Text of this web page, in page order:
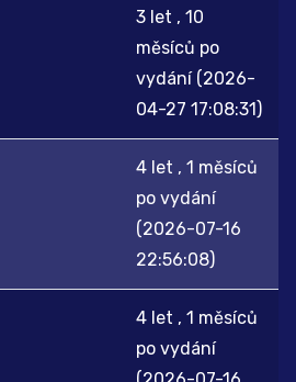
3 let , 10
měsíců po
vydání (2026-
04-27 17:08:31)
4 let , 1 měsíců
po vydání
(2026-07-16
22:56:08)
4 let , 1 měsíců
po vydání